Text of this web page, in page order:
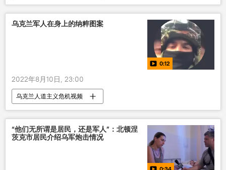
乌克兰军人在身上的纳粹图案
0:12
2022年8月10日, 23:00
乌克兰人道主义危机视频
“他们无所谓是居民，还是军人”：北顿涅
茨克市居民介绍乌军炮击情况